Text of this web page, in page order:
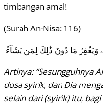
timbangan amal!
(Surah An-Nisa: 116)
وَيَغْفِرُ مَا دُونَ ذَٰلِكَ لِمَن يَشَآءُ
Artinya: “Sesungguhnya
dosa syirik, dan Dia
selain dari (syirik) itu,